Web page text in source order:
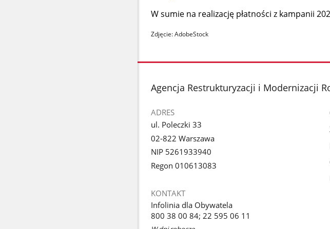
W sumie na realizację płatności z kampanii
Zdjęcie: AdobeStock
stopka
Agencja Restrukturyzacji i Modernizacji
ADRES
ul. Poleczki 33
02-822 Warszawa
NIP 5261933940
Regon 010613083
KONTAKT
Infolinia dla Obywatela
800 38 00 84; 22 595 06 11